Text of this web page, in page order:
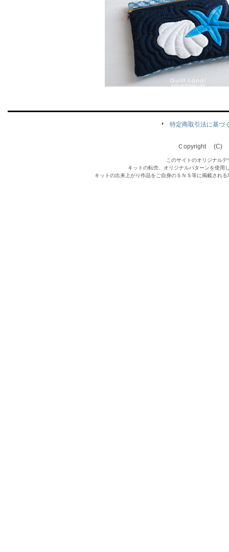
特定商取引法に基づ
Ｃopyright (C)
このサイトのオリジナル
キットの転売、オリジナルパターンを使用
キットの出来上がり作品をご自身のＳＮＳ等に掲載され